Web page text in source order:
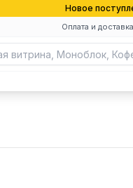
Новое
Оплата и доставка